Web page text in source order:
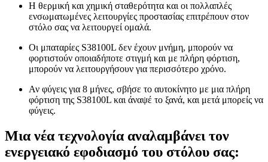
Η θερμική και χημική σταθερότητα και οι πολλαπλές
ενσωματωμένες λειτουργίες προστασίας επιτρέπουν στον
στόλο σας να λειτουργεί ομαλά.
Οι μπαταρίες S38100L δεν έχουν μνήμη, μπορούν να
φορτιστούν οποιαδήποτε στιγμή και με πλήρη φόρτιση,
μπορούν να λειτουργήσουν για περισσότερο χρόνο.
Αν φύγεις για 8 μήνες, σβήσε το αυτοκίνητο με μια πλήρη
φόρτιση της S38100L και άναψέ το ξανά, και μετά μπορείς να
φύγεις.
Μια νέα τεχνολογία αναλαμβάνει τον
ενεργειακό εφοδιασμό του στόλου σας: